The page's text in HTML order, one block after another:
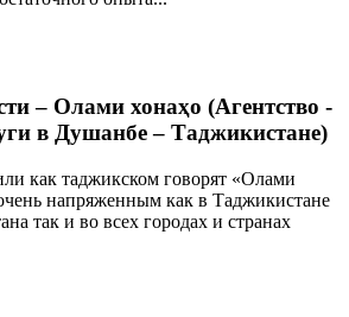
– Олами хонаҳо (Агентство -
в Душанбе – Таджикистане)
как таджикском говорят «Олами
напряженным как в Таджикистане
так и во всех городах и странах